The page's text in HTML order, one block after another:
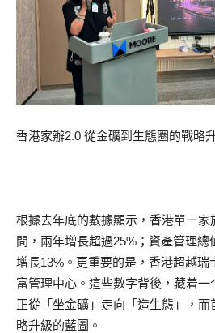
香港家辦2.0 從金礦到生態圈的戰略
根據去年底的數據顯示，香港單一家
間，兩年增長超過25%；資產管理
增長13%。更重要的是，香港超越瑞
富管理中心。這些數字背後，藏着
正從「坐金礦」走向「造生態」，
略升級的藍圖。